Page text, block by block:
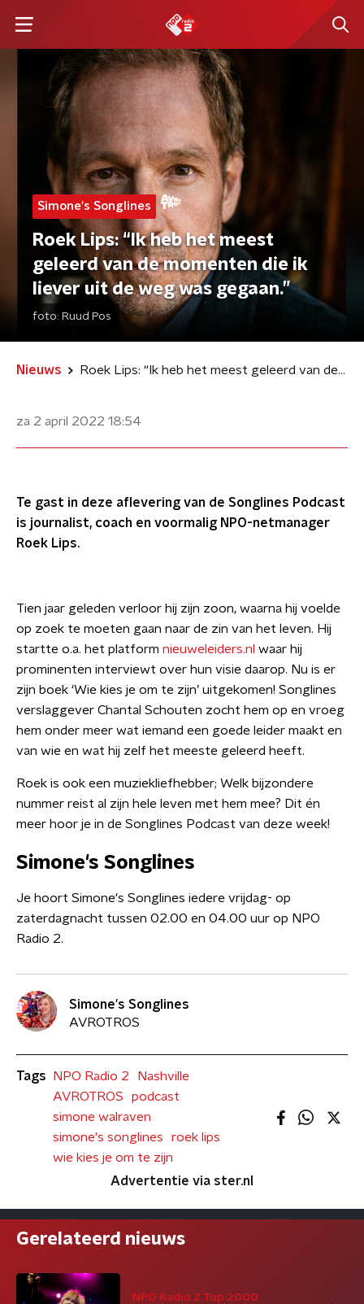
Simone's Songlines
Roek Lips: “Ik heb het meest
geleerd van de momenten die ik
liever uit de weg was gegaan.”
foto: Ruud Pos
Nieuws Roek Lips: “Ik heb het meest geleerd van de momenten die ik liever uit de weg was gegaan.”
za 2 april 2022 18:54
Te gast in deze aflevering van de Songlines Podcast
is journalist, coach en voormalig NPO-netmanager
Roek Lips.
Tien jaar geleden verloor hij zijn zoon, waarna hij voelde
op zoek te moeten gaan naar de zin van het leven. Hij
startte o.a. het platform nieuweleiders.nl waar hij
prominenten interviewt over hun visie daarop. Nu is er
zijn boek ‘Wie kies je om te zijn’ uitgekomen! Songlines
verslaggever Chantal Schouten zocht hem op en vroeg
hem onder meer wat iemand een goede leider maakt en
van wie en wat hij zelf het meeste geleerd heeft.
Roek is ook een muziekliefhebber; Welk bijzondere
nummer reist al zijn hele leven met hem mee? Dit én
meer hoor je in de Songlines Podcast van deze week!
Simone's Songlines
Je hoort Simone's Songlines iedere vrijdag- op
zaterdagnacht tussen 02.00 en 04.00 uur op NPO
Radio 2.
Simone's Songlines
AVROTROS
Tags NPO Radio 2
Nashville
AVROTROS
podcast
simone walraven
simone's songlines
roek lips
wie kies je om te zijn
Advertentie via ster.nl
Gerelateerd nieuws
NPO Radio 2 Top 2000